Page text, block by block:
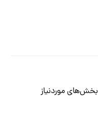
بخش‌های موردنیاز